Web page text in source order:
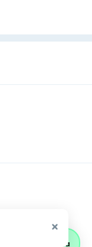
Parla con olivia